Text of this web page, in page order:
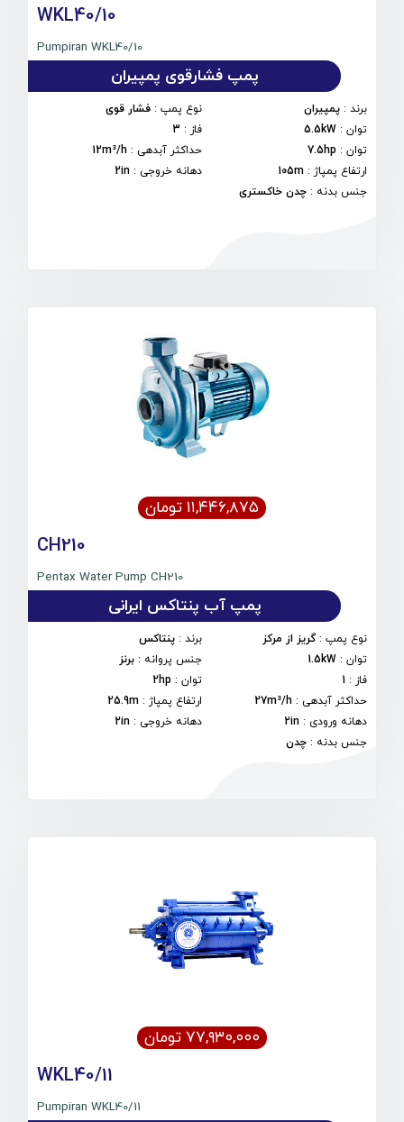
WKL40/10
Pumpiran WKL40/10
پمپ فشارقوی پمپیران
برند : پمپیران نوع پمپ: فشار قوی
توان :
5.5kW فاز :
3
توان :
7.5hp حداکثر آبدهی :
12m³/h
ارتفاع پمپاژ :
105m دهانه خروجی :
2in
جنس بدنه : چدن خاکستری
۱۱,۴۴۶,۸۷۵ تومان
CH210
Pentax Water Pump CH210
پمپ آب پنتاکس ایرانی
نوع پمپ :گریز از مرکز برند: پنتاکس
توان :
1.5kW جنس پروانه : برنز
فاز :
1 توان:
2hp
حداکثر آبدهی :
27m³/h ارتفاع پمپاژ :
25.9m
دهانه ورودی :
2in دهانه خروجی :
2in
جنس بدنه : چدن
۷۷,۹۳۰,۰۰۰ تومان
WKL40/11
Pumpiran WKL40/11